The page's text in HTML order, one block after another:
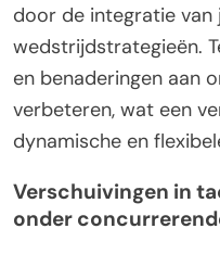
door de integratie van
wedstrijdstrategieën.
en benaderingen aan
verbeteren, wat een
dynamische en
Verschuivingen in
onder